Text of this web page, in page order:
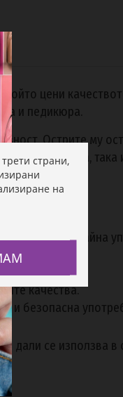
цени
и педикюра.
Острите му
работа,
и дълготрайна
качества.
и безопасна
се използва в
страни,
на